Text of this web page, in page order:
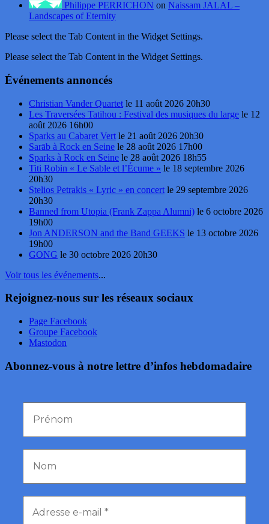
Philippe PERRICHON on Naissam JALAL –
Landscapes of Eternity
Please select the Tab Content in the Widget Settings.
Please select the Tab Content in the Widget Settings.
Événements annoncés
Christian Vander Quartet le 11 août 2026 20h30
Les Traversées Tatihou : Festival des musiques du large le 12
août 2026 16h00
Sparks au Cabaret Vert le 21 août 2026 20h30
Sarāb à Rock en Seine le 28 août 2026 17h00
Sparks à Rock en Seine le 28 août 2026 18h55
Titi Robin « Le Sable et l’Écume » le 18 septembre 2026
20h30
Stelios Petrakis « Lyric » en concert le 29 septembre 2026
20h30
Banned from Utopia (Frank Zappa Alumni) le 6 octobre 2026
19h00
Jon ANDERSON and the Band GEEKS le 13 octobre 2026
19h00
GONG le 30 octobre 2026 20h30
Voir tous les événements...
Rejoignez-nous sur les réseaux sociaux
Page Facebook
Groupe Facebook
Mastodon
Abonnez-vous à notre lettre d’infos hebdomadaire